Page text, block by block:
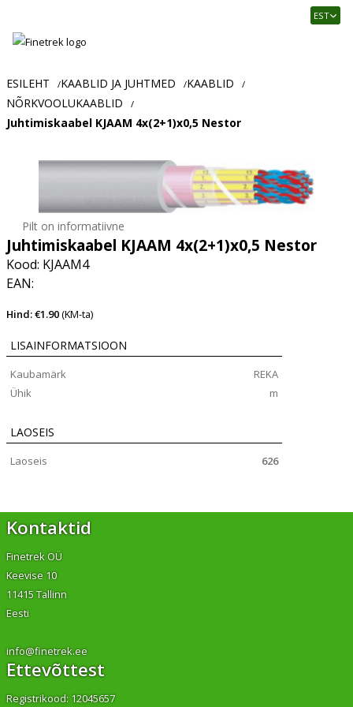
Usaldusväärne
ja
tööstusautomaatika
pood
EST
ESILEHT /KAABLID JA JUHTMED /KAABLID /
NÕRKVOOLUKAABLID /
Juhtimiskaabel KJAAM 4x(2+1)x0,5 Nestor
Pilt on informatiivne
Juhtimiskaabel KJAAM 4x(2+1)x0,5 Nestor
Kood: KJAAM4
EAN:
Hind: €1.90(KM-ta)
LISAINFORMATSIOON
Kaubamärk
REKA
Ühik
m
LAOSEIS
Laoseis 626
Kontaktid
Finetrek OÜ
Keevise 10
11415 Tallinn
Eesti
info@finetrek.ee
Ettevõttest
Registrikood: 12045657